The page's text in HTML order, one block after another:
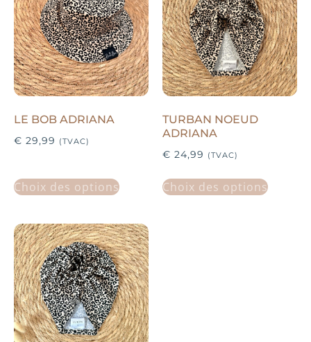
LE BOB ADRIANA
€ 29,99 (TVAC)
Choix des options
TURBAN NOEUD
ADRIANA
€ 24,99 (TVAC)
Choix des options